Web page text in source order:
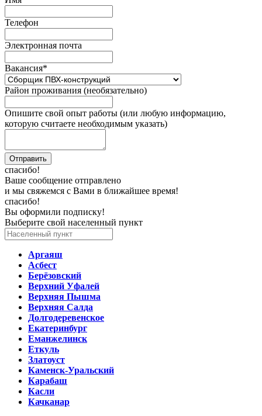
Телефон
Электронная почта
Вакансия*
Район проживания (необязательно)
Опишите свой опыт работы (или любую информацию,
которую считаете необходимым указать)
спасибо!
Ваше сообщение отправлено
и мы свяжемся с Вами в ближайшее время!
спасибо!
Вы оформили подписку!
Выберите свой населенный пункт
Аргаяш
Асбест
Берёзовский
Верхний Уфалей
Верхняя Пышма
Верхняя Салда
Долгодеревенское
Екатеринбург
Еманжелинск
Еткуль
Златоуст
Каменск-Уральский
Карабаш
Касли
Качканар